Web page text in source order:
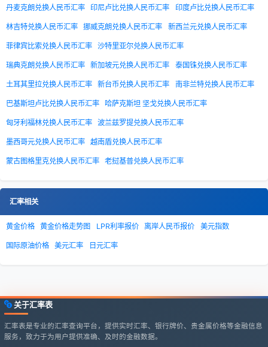
丹麦克朗兑换人民币汇率 印尼卢比兑换人民币汇率 印度卢比兑换人民币汇率
林吉特兑换人民币汇率 挪威克朗兑换人民币汇率 新西兰元兑换人民币汇率
菲律宾比索兑换人民币汇率 沙特里亚尔兑换人民币汇率
瑞典克朗兑换人民币汇率 新加坡元兑换人民币汇率 泰国铢兑换人民币汇率
土耳其里拉兑换人民币汇率 新台币兑换人民币汇率 南非兰特兑换人民币汇率
巴基斯坦卢比兑换人民币汇率 哈萨克斯坦 坚戈兑换人民币汇率
匈牙利福林兑换人民币汇率 波兰兹罗提兑换人民币汇率
墨西哥元兑换人民币汇率 越南盾兑换人民币汇率
蒙古图格里克兑换人民币汇率 老挝基普兑换人民币汇率
汇率相关
黄金价格 黄金价格走势图 LPR利率报价 离岸人民币报价 美元指数
国际原油价格 美元汇率 日元汇率
关于汇率表
汇率表是专业的汇率查询平台，提供实时汇率、银行牌价、贵金属价格等金融信息
服务，致力于为用户提供准确、及时的金融数据。